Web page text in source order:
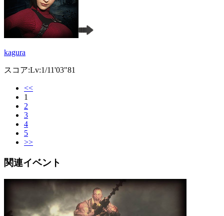
kagura
スコア:Lv:1/11'03"81
<<
1
2
3
4
5
>>
関連イベント